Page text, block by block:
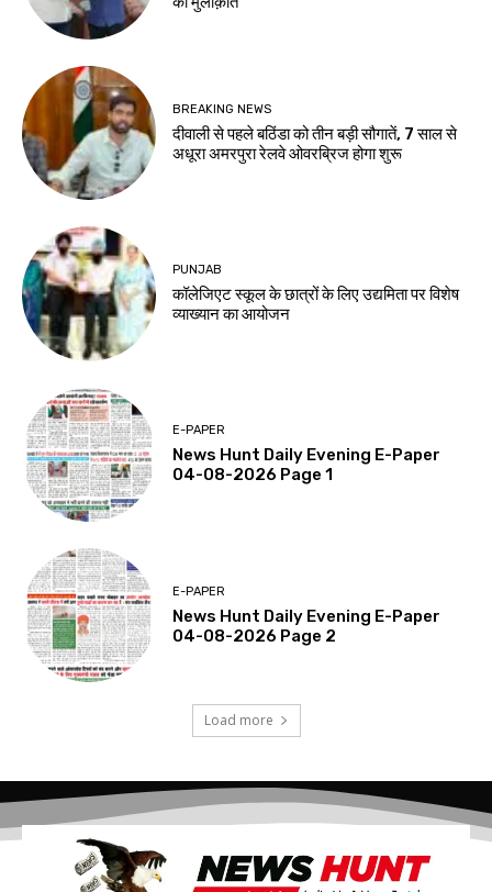
BREAKING NEWS
दीवाली से पहले बठिंडा को तीन बड़ी सौगातें, 7 साल से
अधूरा अमरपुरा रेलवे ओवरब्रिज होगा शुरू
PUNJAB
कॉलेजिएट स्कूल के छात्रों के लिए उद्यमिता पर विशेष
व्याख्यान का आयोजन
E-PAPER
News Hunt Daily Evening E-Paper
04-08-2026 Page 1
E-PAPER
News Hunt Daily Evening E-Paper
04-08-2026 Page 2
Load more